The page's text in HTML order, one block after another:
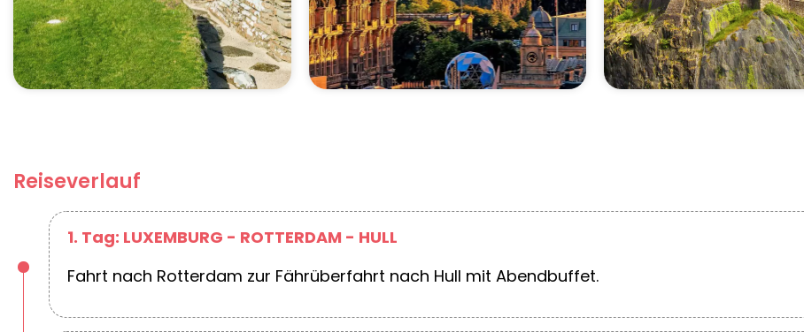
Reiseverlauf
1. Tag: LUXEMBURG - ROTTERDAM - HULL
Fahrt nach Rotterdam zur Fährüberfahrt nach Hull mit Abendbuffet.